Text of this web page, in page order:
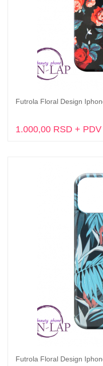
Futrola Floral Design
1.000,00 RSD + PDV
Futrola Floral Design